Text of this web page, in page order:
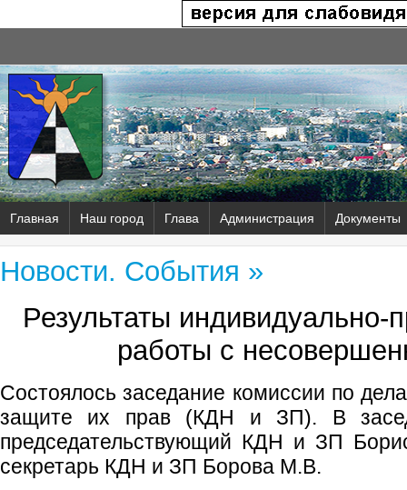
Главная Наш город Глава Администрация Документы
Новости. События »
Результаты
работы с
Состоялось заседание комиссии по
защите их прав (КДН и ЗП). В
председательствующий КДН и ЗП
секретарь КДН и ЗП Борова М.В.